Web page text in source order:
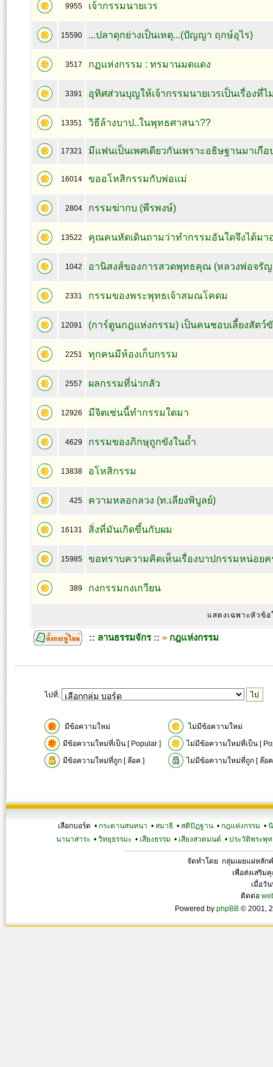
9955 เจ้ากรรมนายเวร
15590 ...ปลาดุกย่างเป็นเหตุ...(ปัญญา ฤกษ์อุไร)
3517 กฏแห่งกรรม : ทรมานมดแดง
3391 อุทิศส่วนบุญให้เจ้ากรรมนายเวรเป็นเรื่องที่
13351 วิธีล้างบาป..ในพุทธศาสนา??
17321 มีแฟนเป็นเพศเดียวกันเพราะอธิษฐานมาเกื
16014 ขออโหสิกรรมกับพ่อแม่
2804 กรรมฆ่ากบ (พีรพงษ์)
13522 คุณคนหัดเดินถามว่าทำกรรมอันใดจึงได้ม
1042 อานิสงส์ของการสวดพุทธคุณ (หลวงพ่อจรั
2331 กรรมของพระพุทธเจ้าสมณโคดม
12091 (การ์ตูนกฎแห่งกรรม) เป็นคนชอบเลี้ยงสัตว์
2251 ทุกคนมีห้องเก็บกรรม
2557 ผลกรรมที่น่ากลัว
12926 มีจิตเช่นนี้ทำกรรมใดมา
4629 กรรมของภิกษุถูกขังในถ้ำ
13838 อโหสิกรรม
425 ความหลอกลวง (ท.เลียงพิบูลย์)
16131 สิ่งที่มันเกิดขึ้นกับผม
15985 ขอทราบความคิดเห็นเรื่องบาปกรรมหน่อยค
389 กงกรรมกงเกวียน
แสดงเฉพาะหัวข้อ
:: ลานธรรมจักร :: » กฎแห่งกรรม
ไปที่:
มีข้อความใหม่
ไม่มีข้อความใหม่
มีข้อความใหม่ที่เป็น [ Popular ]
ไม่มีข้อความใหม่ที่เป็น [
มีข้อความใหม่ที่ถูก [ ล๊อค ]
ไม่มีข้อความใหม่ที่ถูก [ ล๊อ
เลือกบอร์ด • กระดานสนทนา • สมาธิ • สติปัฏฐาน • กฎแห่งกรรม •
นานาสาระ• วิทยุธรรมะ• เสียงธรรม • เสียงสวดมนต์ • ประวัติพระพุท
จัดทำโดย กลุ่มเผยแผ่หลัก
เพื่อส่งเสริม
เมื่อวั
ติดต่อ
Powered by phpBB © 2001,